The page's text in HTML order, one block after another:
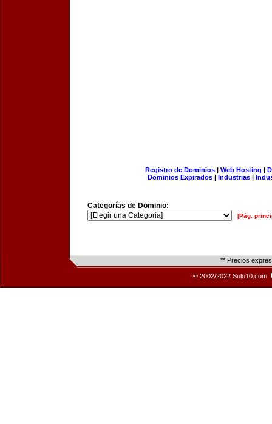
Registro de Dominios| Web Hosting |
Dominios Expirados | Industrias |
Categorías de Dominio:
[Pág.
** Precios
© 2002/2022 Solo10.com